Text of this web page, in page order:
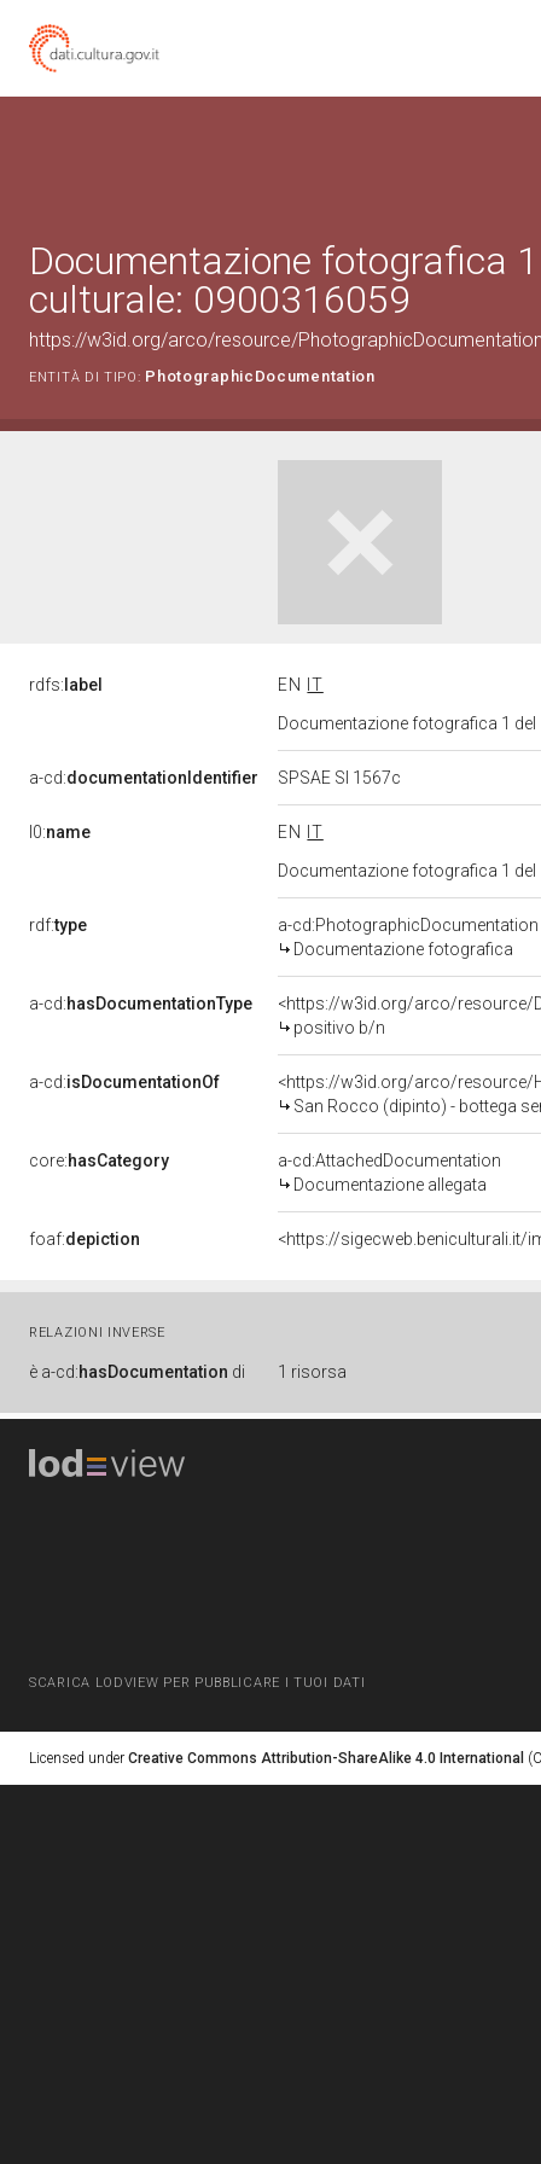
Documentazione fotografica
culturale: 0900316059
https://w3id.org/arco/resource/
ENTITÀ DI TIPO: PhotographicDocumentation
rdfs: label EN
IT
Documentazione fotografica 1
a-cd:documentationIdentifier SPSAE SI 1567c
l0:name EN
IT
Documentazione fotografica 1
rdf:type
a-cd:PhotographicDocumentation
Documentazione fotografica
a-cd:hasDocumentationType
<https://w3id.org/arco/resource/
positivo b/n
a-cd:isDocumentationOf
<https://w3id.org/arco/resource/
San Rocco (dipinto) - bottega
core:hasCategory
a-cd:AttachedDocumentation
Documentazione allegata
foaf:depiction <https://sigecweb.beniculturali.it/
RELAZIONI INVERSE
è a-cd:hasDocumentation di 1 risorsa
SCARICA LODVIEW PER PUBBLICARE I TUOI DATI
Licensed under Creative Commons Attribution-ShareAlike 4.0 International